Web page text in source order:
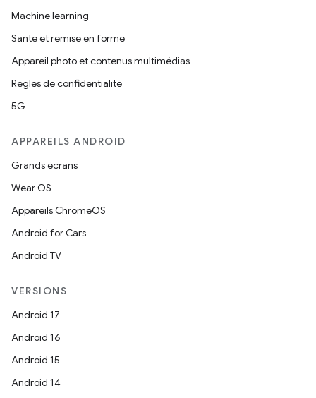
Machine learning
Santé et remise en forme
Appareil photo et contenus multimédias
Règles de confidentialité
5G
APPAREILS ANDROID
Grands écrans
Wear OS
Appareils ChromeOS
Android for Cars
Android TV
VERSIONS
Android 17
Android 16
Android 15
Android 14